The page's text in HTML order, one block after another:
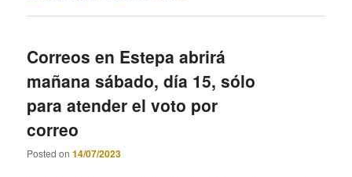
Correos en Estepa abrirá
mañana sábado, día 15, sólo
para atender el voto por
correo
Posted on14/07/2023